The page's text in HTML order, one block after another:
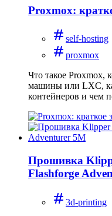
Proxmox:
self-hosting
proxmox
Что такое Proxmox,
машины или LXC,
контейнеров и чем
Прошивка
Flashforge
3d-printing